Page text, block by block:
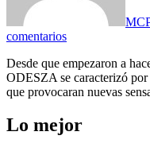
comentarios
Desde que empezaron a hacer música en el sótano de su casa,
ODESZA se caracterizó
que provocaran nuevas
Lo mejor